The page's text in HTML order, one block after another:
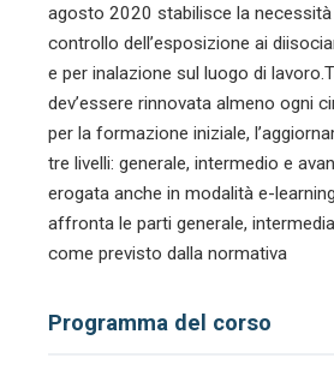
agosto 2020 stabilisce la
controllo dell’esposizione ai
e per inalazione sul luogo di
dev’essere rinnovata almeno ogni
per la formazione iniziale,
tre livelli: generale, intermedio e
erogata anche in modalità e-
affronta le parti generale,
come previsto dalla normativa
Programma del corso